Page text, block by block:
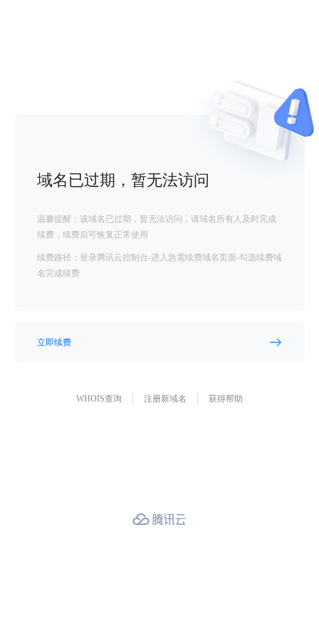
域名已过期，暂无法访问
温馨提醒：该域名已过期，暂无法访问，请域名所有人及时完成
续费，续费后可恢复正常使用
续费路径：登录腾讯云控制台-进入急需续费域名页面-勾选续费域
名完成续费
立即续费
WHOIS查询 注册新域名 获得帮助